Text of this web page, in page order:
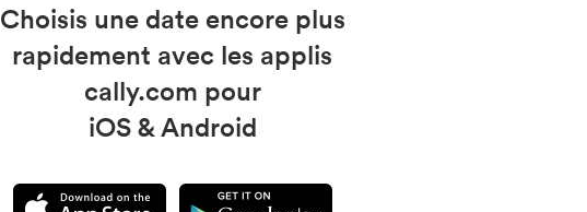
Choisis une date encore plus
rapidement avec les applis
cally.com pour
iOS & Android